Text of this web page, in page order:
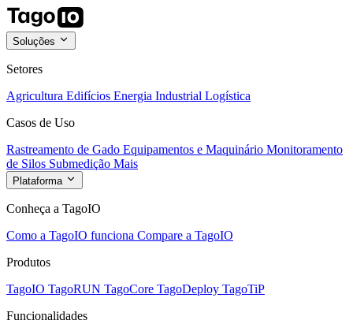
Soluções
Setores
Agricultura Edifícios Energia Industrial Logística
Casos de Uso
Rastreamento de Gado Equipamentos e Maquinário Monitoramento
de Silos Submedição Mais
Plataforma
Conheça a TagoIO
Como a TagoIO funciona Compare a TagoIO
Produtos
TagoIO TagoRUN TagoCore TagoDeploy TagoTiP
Funcionalidades